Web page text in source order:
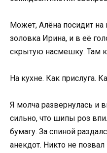
Может, Алёна посидит на
золовка Ирина, и в её
скрытую насмешку. Там
На кухне. Как прислуга.
Я молча развернулась и
сильно, что шипы роз
бумагу. За спиной
анекдот. Никто не